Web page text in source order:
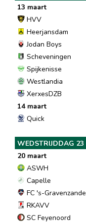
13 maart
HVV
Heerjansdam
Jodan Boys
Scheveningen
Spijkenisse
Westlandia
XerxesDZB
14 maart
Quick
WEDSTRIJDDAG 23
20 maart
ASWH
Capelle
FC 's-Gravenzande
RKAVV
SC Feyenoord